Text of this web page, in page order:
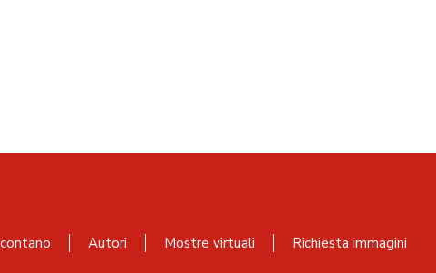
Autori Mostre virtuali Richiesta immagini